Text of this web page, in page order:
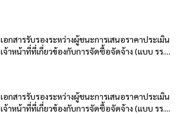
เอกสารรับรองระหว่างผู้ชนะการเสนอราคาประเมิน
เจ้าหน้าที่ที่เกี่ยวข้องกับการจัดซื้อจัดจ้าง (แบบ รร....
เอกสารรับรองระหว่างผู้ชนะการเสนอราคาประเมิน
เจ้าหน้าที่ที่เกี่ยวข้องกับการจัดซื้อจัดจ้าง (แบบ รร....